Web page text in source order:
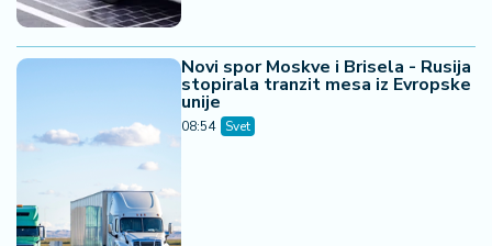
Novi spor Moskve i Brisela - Rusija
stopirala tranzit mesa iz Evropske
unije
08:54 Svet